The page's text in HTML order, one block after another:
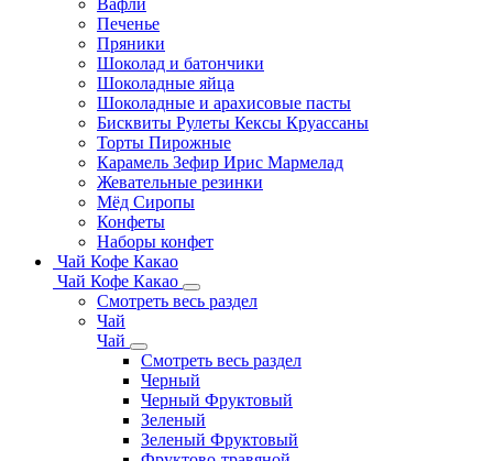
Вафли
Печенье
Пряники
Шоколад и батончики
Шоколадные яйца
Шоколадные и арахисовые пасты
Бисквиты Рулеты Кексы Круассаны
Торты Пирожные
Карамель Зефир Ирис Мармелад
Жевательные резинки
Мёд Сиропы
Конфеты
Наборы конфет
Чай Кофе Какао
Чай Кофе Какао
Смотреть весь раздел
Чай
Чай
Смотреть весь раздел
Черный
Черный Фруктовый
Зеленый
Зеленый Фруктовый